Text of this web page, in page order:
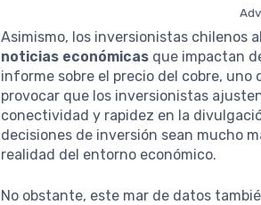
Asimismo, los inversionistas chilenos
noticias económicas que impactan
informe sobre el precio del cobre, uno
provocar que los inversionistas
conectividad y rapidez en la
decisiones de inversión sean mucho
realidad del entorno económico.
No obstante, este mar de datos